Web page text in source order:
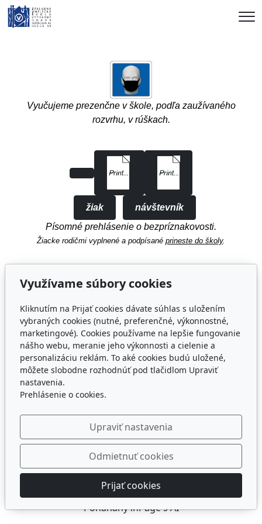
Vyučujeme prezenčne v škole, podľa zaužívaného
rozvrhu, v rúškach.
žiak
návštevník
Písomné prehlásenie o bezpríznakovosti.
Žiacke rodičmi vyplnené a podpísané prineste do školy.
© 2026
PoháňanýinPages AI
Využívame súbory cookies
Kliknutím na Prijať cookies dávate súhlas s uložením
vybraných cookies (nutné, preferenčné, výkonnostné,
marketingové). Cookies používame na lepšie fungovanie
nášho webu, meranie jeho výkonnosti a cielenie a
personalizáciu reklám. To aké cookies budú uložené,
môžete slobodne rozhodnúť pod tlačidlom Upraviť
nastavenia.
Prehlásenie o cookies.
Upraviť nastavenia
Odmietnuť cookies
Prijať cookies